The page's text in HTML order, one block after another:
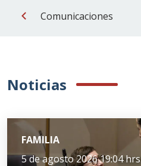
Comunicaciones
Noticias
FAMILIA
5 de agosto 2026 19:04 hrs